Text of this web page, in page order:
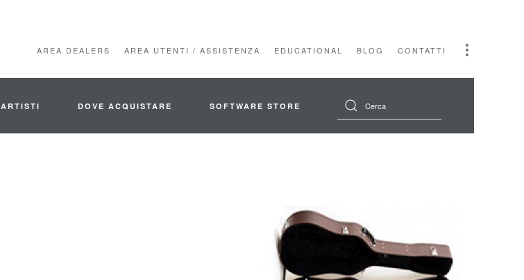
AREA DEALERS AREA UTENTI / ASSISTENZA EDUCATIONAL BLOG CONTATTI
ARTISTI DOVE ACQUISTARE SOFTWARE STORE